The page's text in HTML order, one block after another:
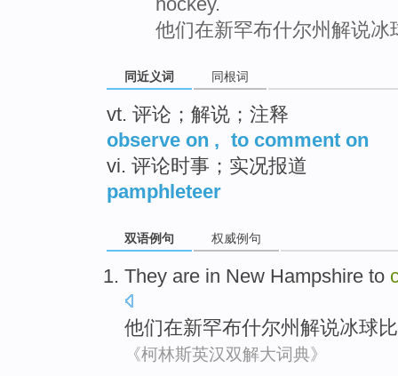
他们在新罕布什尔州解说冰
同近义词 同根词
vt. 评论；解说；注释
observe on , to comment on
vi. 评论时事；实况报道
pamphleteer
双语例句 权威例句
They are in New Hampshire to
他们在新罕布什尔州 解说冰球
《柯林斯英汉双解大词典》